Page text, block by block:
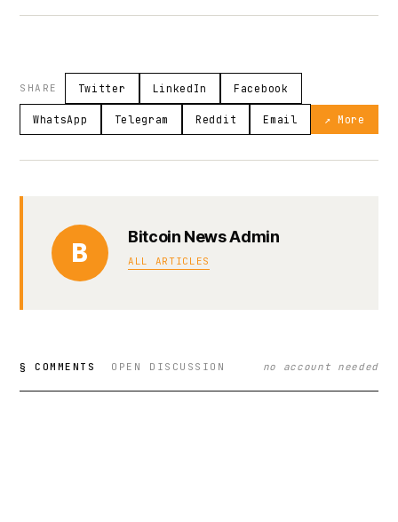
SHARE Twitter LinkedIn Facebook
WhatsApp Telegram Reddit Email ↗ More
B
Bitcoin News Admin
ALL ARTICLES
§ COMMENTS OPEN DISCUSSION no account needed